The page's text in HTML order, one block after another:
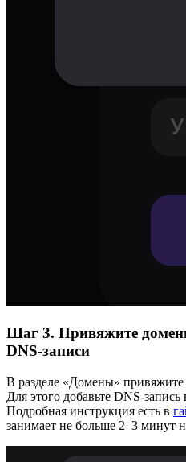
Шаг 3. Привяжите
DNS-записи
В разделе «Домены»
Для этого добавьте DNS-
Подробная инструкция есть в
занимает не больше 2–3 минут